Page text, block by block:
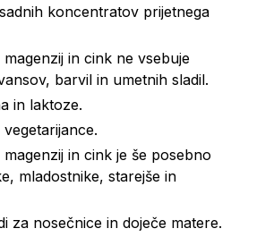
koncentratov prijetnega
in cink ne vsebuje
barvil in umetnih sladil.
in laktoze.
in cink je še posebno
mladostnike, starejše in
za nosečnice in doječe matere.